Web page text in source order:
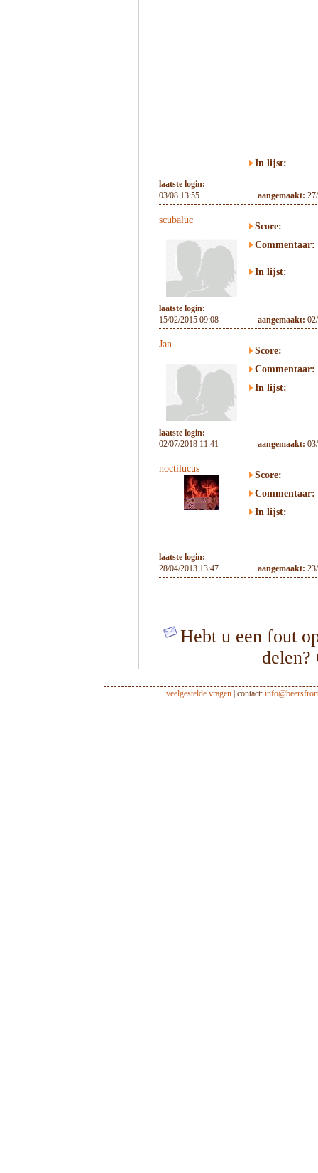
In lijst:
laatste login:
03/08 13:55
aangemaakt:
scubaluc
Score:
Commentaar:
In lijst:
laatste login:
15/02/2015 09:08
aangemaakt:
Jan
Score:
Commentaar:
In lijst:
laatste login:
02/07/2018 11:41
aangemaakt:
noctilucus
Score:
Commentaar:
In lijst:
laatste login:
28/04/2013 13:47
aangemaakt:
Hebt u een fout
veelgestelde vragen| contact: